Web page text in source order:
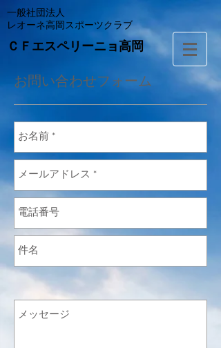
一般社団法人
レオーネ高岡スポーツクラブ
ＣＦエスペリーニョ高岡
​お問い合わせフォーム